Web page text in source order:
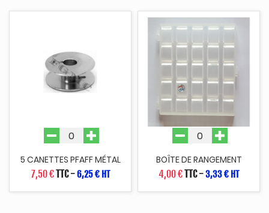
5 CANETTES PFAFF MÉTAL
7,50 €TTC-6,25 € HT
BOÎTE DE RANGEMENT
4,00 €TTC-3,33 € HT